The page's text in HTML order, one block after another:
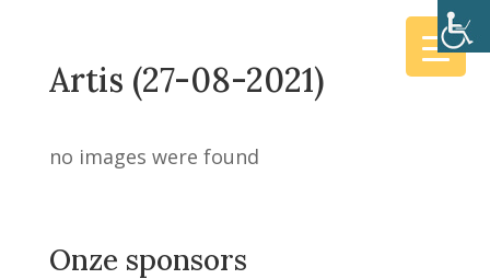
Artis (27-08-2021)
no images were found
Onze sponsors